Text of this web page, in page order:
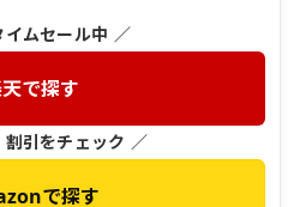
イムセール中 ／
で探す
引をチェック ／
で探す